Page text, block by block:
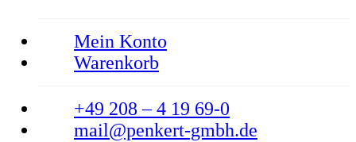
Mein Konto
Warenkorb
+49 208 – 4 19 69-0
mail@penkert-gmbh.de